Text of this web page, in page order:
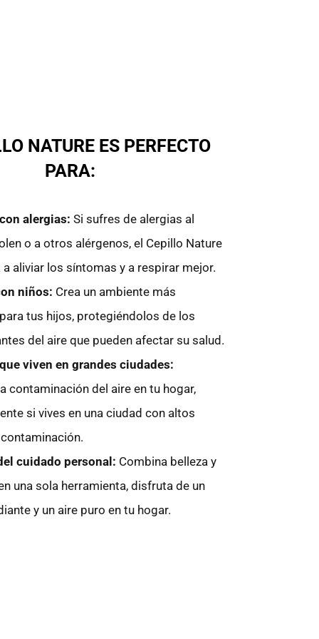
NATURE ES PERFECTO
PARA:
alergias: Si sufres de alergias al
o a otros alérgenos, el Cepillo Nature
a aliviar los síntomas y a respirar mejor.
niños: Crea un ambiente más
tus hijos, protegiéndolos de los
del aire que pueden afectar su salud.
viven en grandes ciudades:
contaminación del aire en tu hogar,
si vives en una ciudad con altos
cuidado personal: Combina belleza y
una sola herramienta, disfruta de un
y un aire puro en tu hogar.